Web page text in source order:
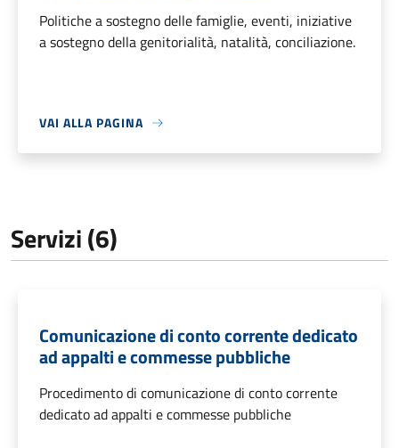
Politiche a sostegno delle famiglie, eventi, iniziative
a sostegno della genitorialità, natalità, conciliazione.
VAI ALLA PAGINA
Servizi (6)
Comunicazione di conto corrente dedicato
ad appalti e commesse pubbliche
Procedimento di comunicazione di conto corrente
dedicato ad appalti e commesse pubbliche